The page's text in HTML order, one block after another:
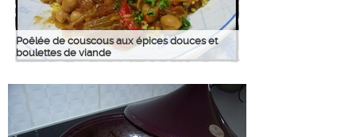
Poêlée de couscous aux épices douces et
boulettes de viande